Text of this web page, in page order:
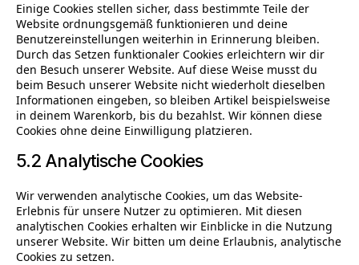
Einige Cookies stellen sicher, dass bestimmte Teile der
Website ordnungsgemäß funktionieren und deine
Benutzereinstellungen weiterhin in Erinnerung bleiben.
Durch das Setzen funktionaler Cookies erleichtern wir dir
den Besuch unserer Website. Auf diese Weise musst du
beim Besuch unserer Website nicht wiederholt dieselben
Informationen eingeben, so bleiben Artikel beispielsweise
in deinem Warenkorb, bis du bezahlst. Wir können diese
Cookies ohne deine Einwilligung platzieren.
5.2 Analytische Cookies
Wir verwenden analytische Cookies, um das Website-
Erlebnis für unsere Nutzer zu optimieren. Mit diesen
analytischen Cookies erhalten wir Einblicke in die Nutzung
unserer Website. Wir bitten um deine Erlaubnis, analytische
Cookies zu setzen.